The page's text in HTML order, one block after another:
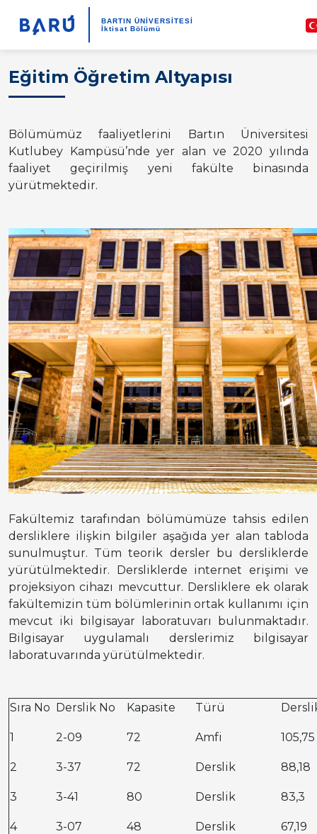
BARTIN ÜNİVERSİTESİ
İktisat Bölümü
Eğitim Öğretim Altyapısı
Bölümümüz faaliyetlerini Bartın Üniversitesi
Kutlubey Kampüsü’nde yer alan ve 2020 yılında
faaliyet geçirilmiş yeni fakülte binasında
yürütmektedir.
Fakültemiz tarafından bölümümüze tahsis edilen
dersliklere ilişkin bilgiler aşağıda yer alan tabloda
sunulmuştur. Tüm teorik dersler bu dersliklerde
yürütülmektedir. Dersliklerde internet erişimi ve
projeksiyon cihazı mevcuttur. Dersliklere ek olarak
fakültemizin tüm bölümlerinin ortak kullanımı için
mevcut iki bilgisayar laboratuvarı bulunmaktadır.
Bilgisayar uygulamalı derslerimiz bilgisayar
laboratuvarında yürütülmektedir.
Sıra No Derslik No Kapasite Türü
1 2-09 72 Amfi 105,75
2 3-37 72 Derslik 88,18
3 3-41 80 Derslik 83,3
4 3-07 48 Derslik 67,19